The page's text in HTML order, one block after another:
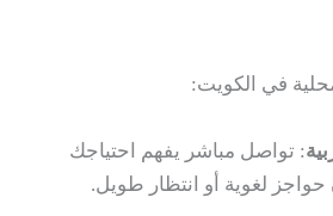
في الكويت:
: تواصل مباشر يفهم احتياجك
لغوية أو انتظار طويل.